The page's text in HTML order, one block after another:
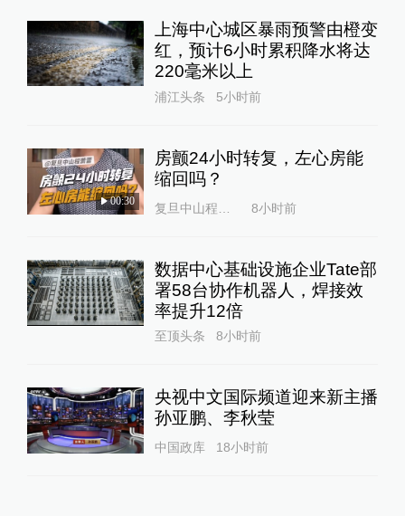
上海中心城区暴雨预警由橙变
红，预计6小时累积降水将达
220毫米以上
浦江头条 5小时前
00:30
房颤24小时转复，左心房能
缩回吗？
8小时前
数据中心基础设施企业Tate部
署58台协作机器人，焊接效
率提升12倍
至顶头条 8小时前
央视中文国际频道迎来新主播
孙亚鹏、李秋莹
中国政库 18小时前